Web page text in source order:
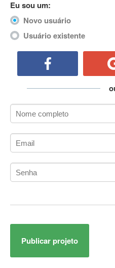
ActionScript
ActionScript 3
Active Directory
ActiveX Data Objects (ADO)
ADK
Administração Acadêmica
Administração de Artistas e
Administração de Banco de Dados
Administração de Redes
Administrador de Sistemas
Adobe After Effects
Adobe AIR
Eu sou um:
Novo usuário
Usuário existente
Publicar projeto